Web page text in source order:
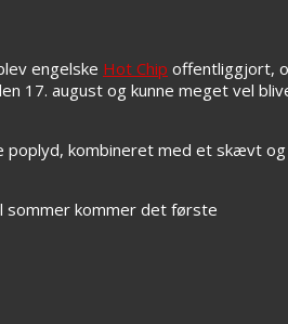
engelske Hot Chip offentliggjort,
17. august og kunne meget vel
kombineret med et skævt og
sommer kommer det første